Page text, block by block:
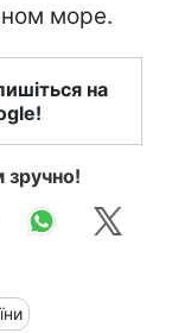
море.
на
зручно!